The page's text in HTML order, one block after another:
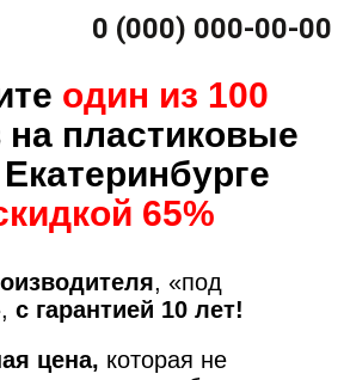
0 (000) 000-00-00
один из 100
на пластиковые
65%
, «под
с гарантией 10 лет!
цена, которая не